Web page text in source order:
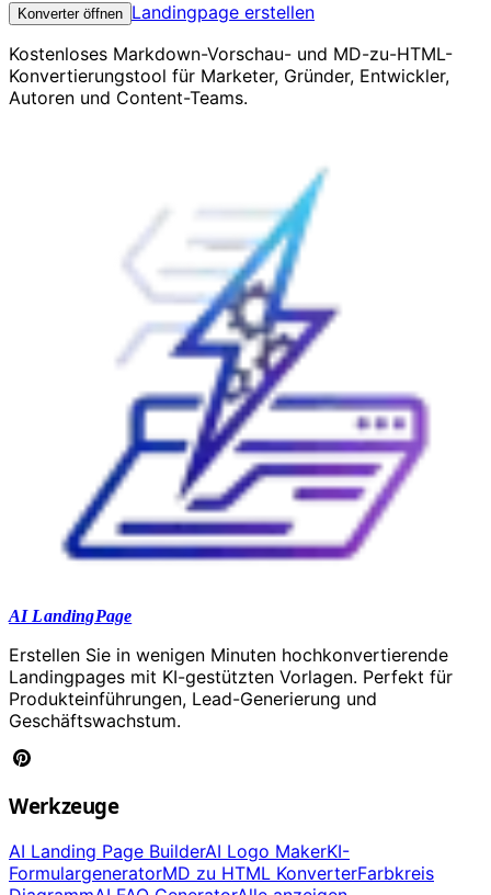
Konverter öffnen Landingpage erstellen
Kostenloses Markdown-Vorschau- und MD-zu-HTML-
Konvertierungstool für Marketer, Gründer, Entwickler,
Autoren und Content-Teams.
AI LandingPage
Erstellen Sie in wenigen Minuten hochkonvertierende
Landingpages mit KI-gestützten Vorlagen. Perfekt für
Produkteinführungen, Lead-Generierung und
Geschäftswachstum.
Werkzeuge
AI Landing Page BuilderAI Logo MakerKI-
FormulargeneratorMD zu HTML KonverterFarbkreis